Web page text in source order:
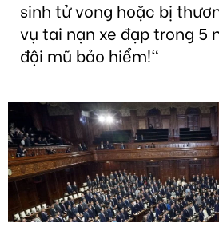
sinh tử vong hoặc bị
vụ tai nạn xe đạp trong 5
đội mũ bảo hiểm!"